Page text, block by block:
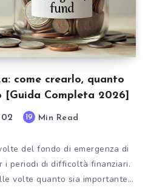
come crearlo, quanto
[Guida Completa 2026]
19 Min Read
del fondo di emergenza di
i periodi di difficoltà finanziari.
volte quanto sia importante…